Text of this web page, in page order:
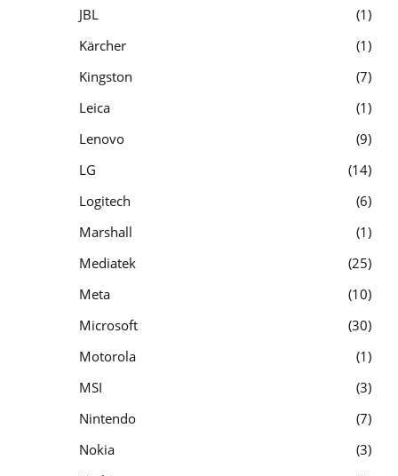
JBL
1
Kärcher
1
Kingston
7
Leica
1
Lenovo
9
LG
14
Logitech
6
Marshall
1
Mediatek
25
Meta
10
Microsoft
30
Motorola
1
MSI
3
Nintendo
7
Nokia
3